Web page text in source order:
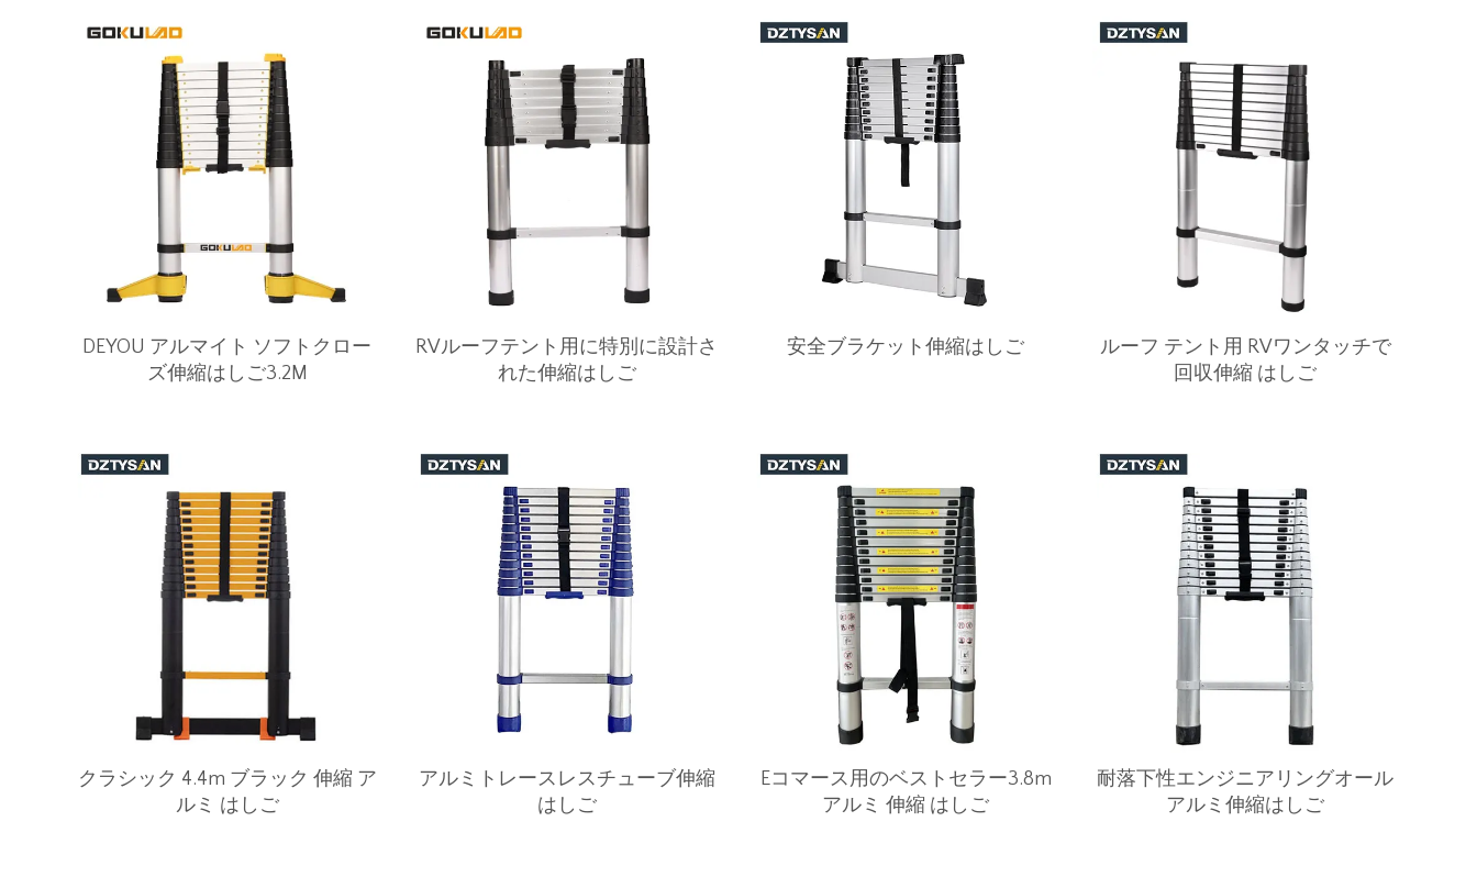
DEYOU アルマイト ソフトクロー
ズ伸縮はしご3.2M
RVルーフテント用に特別に設計さ
れた伸縮はしご
安全ブラケット伸縮はしご
ルーフ テント用 RVワンタッチで
回収伸縮 はしご
クラシック 4.4m ブラック 伸縮 ア
ルミ はしご
アルミトレースレスチューブ伸縮
はしご
Eコマース用のベストセラー3.8m
アルミ 伸縮 はしご
耐落下性エンジニアリングオール
アルミ伸縮はしご